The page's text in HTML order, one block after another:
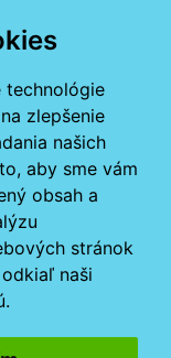
technológie
zlepšenie
našich
aby sme vám
obsah a
stránok
naši
hod.